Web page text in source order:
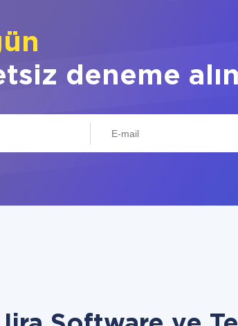
deneme